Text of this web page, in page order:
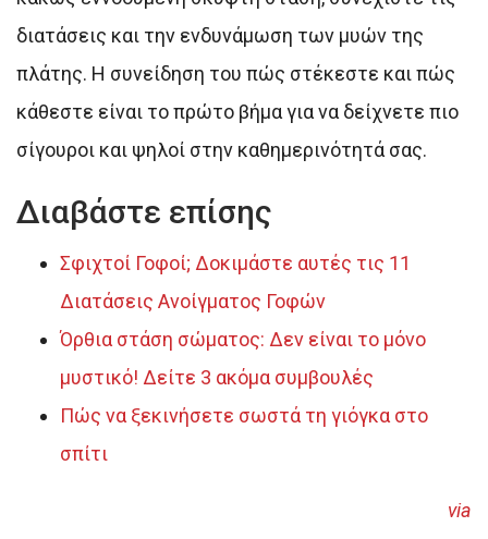
διατάσεις και την ενδυνάμωση των μυών της
πλάτης. Η συνείδηση του πώς στέκεστε και πώς
κάθεστε είναι το πρώτο βήμα για να δείχνετε πιο
σίγουροι και ψηλοί στην καθημερινότητά σας.
Διαβάστε επίσης
Σφιχτοί Γοφοί; Δοκιμάστε αυτές τις 11
Διατάσεις Ανοίγματος Γοφών
Όρθια στάση σώματος: Δεν είναι το μόνο
μυστικό! Δείτε 3 ακόμα συμβουλές
Πώς να ξεκινήσετε σωστά τη γιόγκα στο
σπίτι
via